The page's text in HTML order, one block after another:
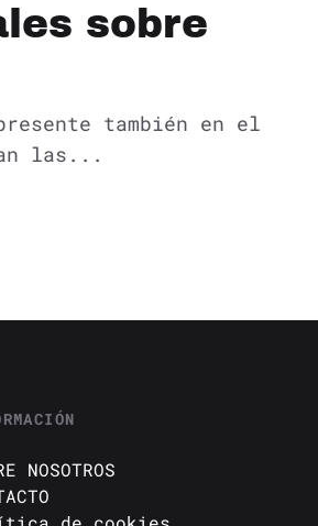
sobre
también en el
las...
NOSOTROS